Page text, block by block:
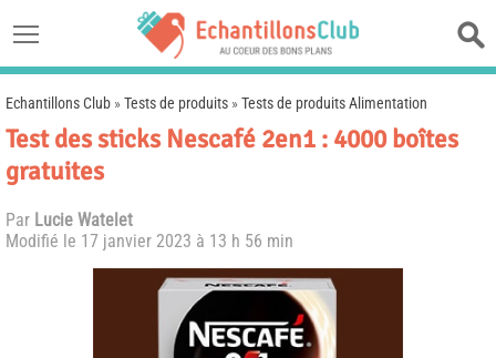
Echantillons Club »Tests de produits »Tests de produits Alimentation
Test des sticks Nescafé 2en1 : 4000 boîtes
gratuites
Par Lucie Watelet
Modifié le 17 janvier 2023 à 13 h 56 min